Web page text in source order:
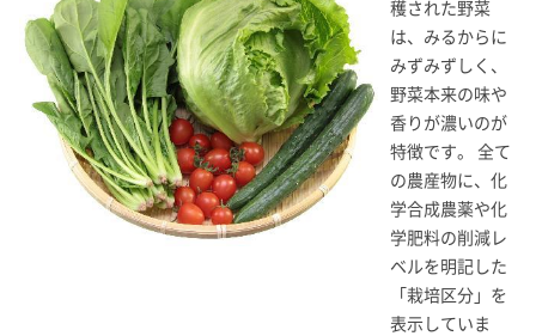
穫された野菜
は、みるからに
みずみずしく、
野菜本来の味や
香りが濃いのが
特徴です。 全て
の農産物に、化
学合成農薬や化
学肥料の削減レ
ベルを明記した
「栽培区分」を
表示していま